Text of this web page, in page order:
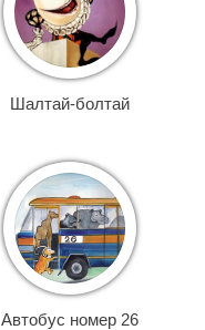
Шалтай-болтай
Автобус номер 26